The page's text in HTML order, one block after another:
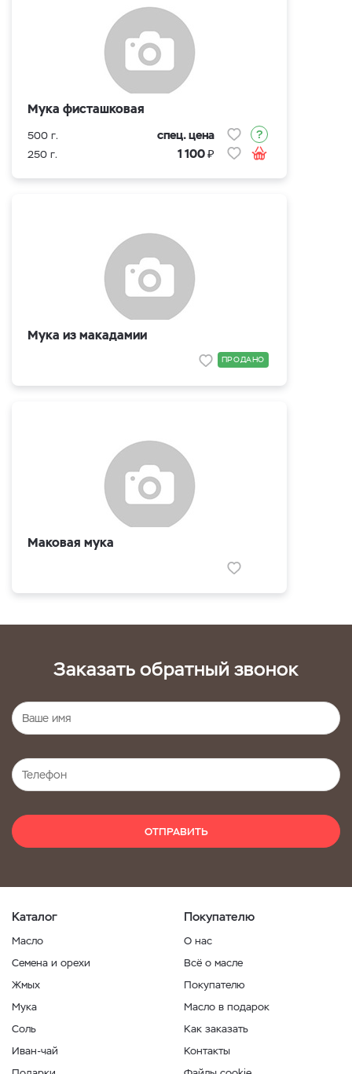
Мука фисташковая
500 г. спец. цена
250 г. 1 100₽
Мука из макадамии
ПРОДАНО
Маковая мука
Заказать обратный звонок
ОТПРАВИТЬ
Каталог
Масло
Семена и орехи
Жмых
Мука
Соль
Иван-чай
Покупателю
О нас
Всё о масле
Покупателю
Масло в подарок
Как заказать
Контакты